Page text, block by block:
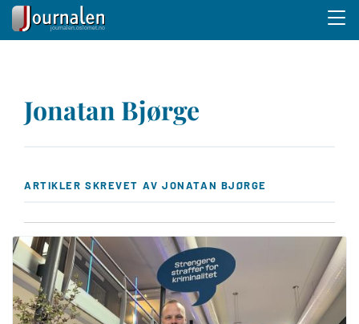
hovedinnhold
Jonatan Bjørge
ARTIKLER SKREVET AV JONATAN BJØRGE